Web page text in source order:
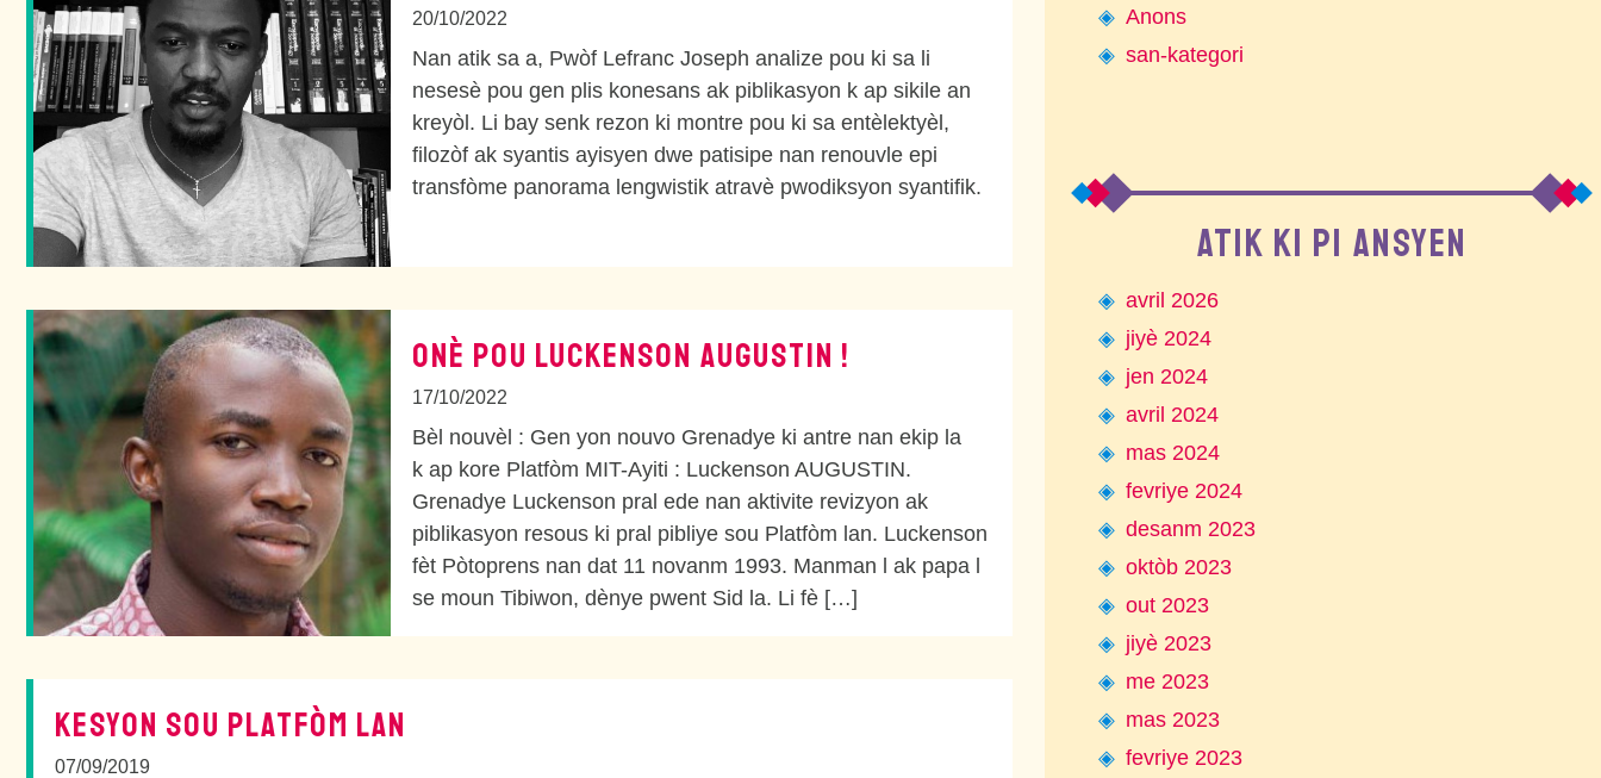
20/10/2022
Nan atik sa a, Pwòf Lefranc Joseph analize pou ki sa li
nesesè pou gen plis konesans ak piblikasyon k ap sikile an
kreyòl. Li bay senk rezon ki montre pou ki sa entèlektyèl,
filozòf ak syantis ayisyen dwe patisipe nan renouvle epi
transfòme panorama lengwistik atravè pwodiksyon syantifik.
ONÈ POU LUCKENSON AUGUSTIN !
17/10/2022
Bèl nouvèl : Gen yon nouvo Grenadye ki antre nan ekip la
k ap kore Platfòm MIT-Ayiti : Luckenson AUGUSTIN.
Grenadye Luckenson pral ede nan aktivite revizyon ak
piblikasyon resous ki pral pibliye sou Platfòm lan. Luckenson
fèt Pòtoprens nan dat 11 novanm 1993. Manman l ak papa l
se moun Tibiwon, dènye pwent Sid la. Li fè […]
KESYON SOU PLATFÒM LAN
07/09/2019
Anons
san-kategori
ATIK KI PI ANSYEN
avril 2026
jiyè 2024
jen 2024
avril 2024
mas 2024
fevriye 2024
desanm 2023
oktòb 2023
out 2023
jiyè 2023
me 2023
mas 2023
fevriye 2023